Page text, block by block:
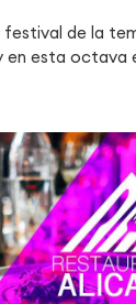
festival de la
en esta octava